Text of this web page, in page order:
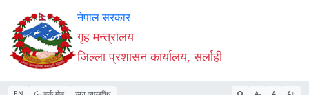
Accessibility
Mode
सुरु
गर्नुहोस्
सामाग्री
पढ्नुहाेस्
नेभिगेसन
पढ्नुहाेस्
वेबसाइट
खोजमा
जानुहोस्
नेपाल सरकार
गृह मन्त्रालय
जिल्ला प्रशासन कार्यालय, सर्लाही